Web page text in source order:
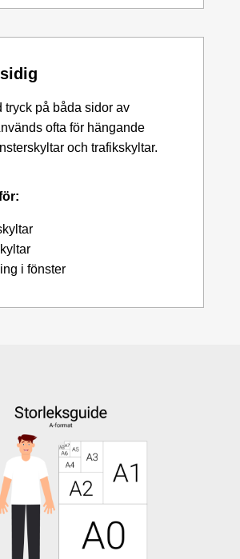
tryck på båda sidor av
ofta för hängande
och trafikskyltar.
i fönster